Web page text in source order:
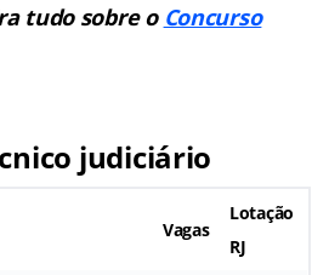
tudo sobre o Concurso
judiciário
Vagas
Lotação
RJ